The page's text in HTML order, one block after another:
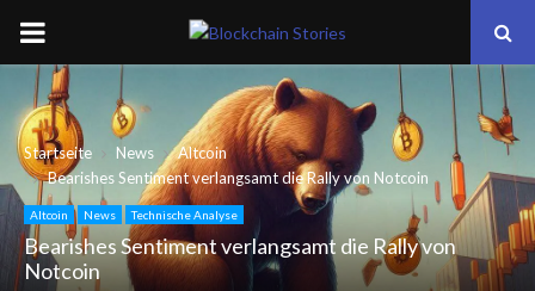
PRIMARY
MENU
Startseite News
Altcoin
Bearishes Sentiment verlangsamt die Rally von Notcoin
Altcoin News Technische Analyse
Bearishes Sentiment verlangsamt die Rally von
Notcoin